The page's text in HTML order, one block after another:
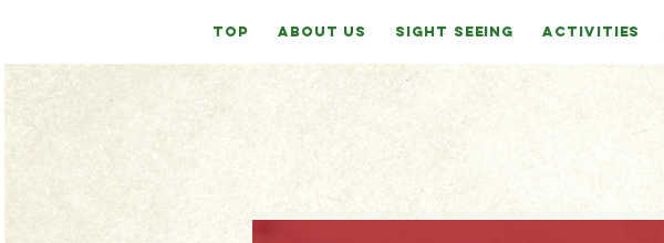
TOP ABOUT US SIGHT SEEING ACTIVITIES